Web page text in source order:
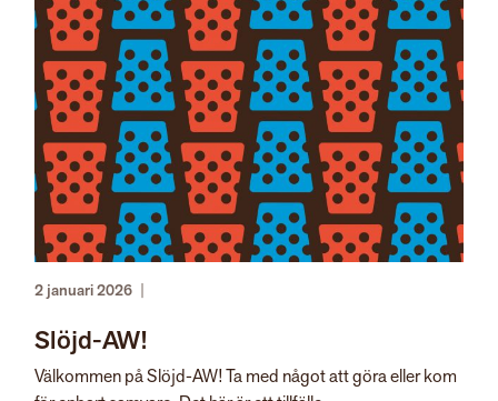
2 januari 2026
Slöjd-AW!
Välkommen på Slöjd-AW! Ta med något att göra eller kom